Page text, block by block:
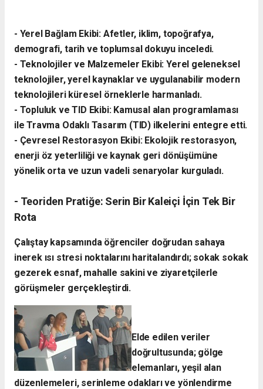
- ​Yerel Bağlam Ekibi: Afetler, iklim, topoğrafya,
demografi, tarih ve toplumsal dokuyu inceledi.
- ​Teknolojiler ve Malzemeler Ekibi: Yerel geleneksel
teknolojiler, yerel kaynaklar ve uygulanabilir modern
teknolojileri küresel örneklerle harmanladı.
​- Topluluk ve TID Ekibi: Kamusal alan programlaması
ile Travma Odaklı Tasarım (TID) ilkelerini entegre etti.
- ​Çevresel Restorasyon Ekibi: Ekolojik restorasyon,
enerji öz yeterliliği ve kaynak geri dönüşümüne
yönelik orta ve uzun vadeli senaryolar kurguladı.
- ​Teoriden Pratiğe: Serin Bir Kaleiçi İçin Tek Bir
Rota
​Çalıştay kapsamında öğrenciler doğrudan sahaya
inerek ısı stresi noktalarını haritalandırdı; sokak sokak
gezerek esnaf, mahalle sakini ve ziyaretçilerle
görüşmeler gerçekleştirdi.
Elde edilen veriler
doğrultusunda; gölge
elemanları, yeşil alan
düzenlemeleri, serinleme odakları ve yönlendirme